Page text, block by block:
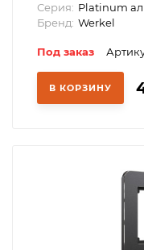
Серия: Platinum
Бренд: Werkel
Под заказ
В КОРЗИНУ